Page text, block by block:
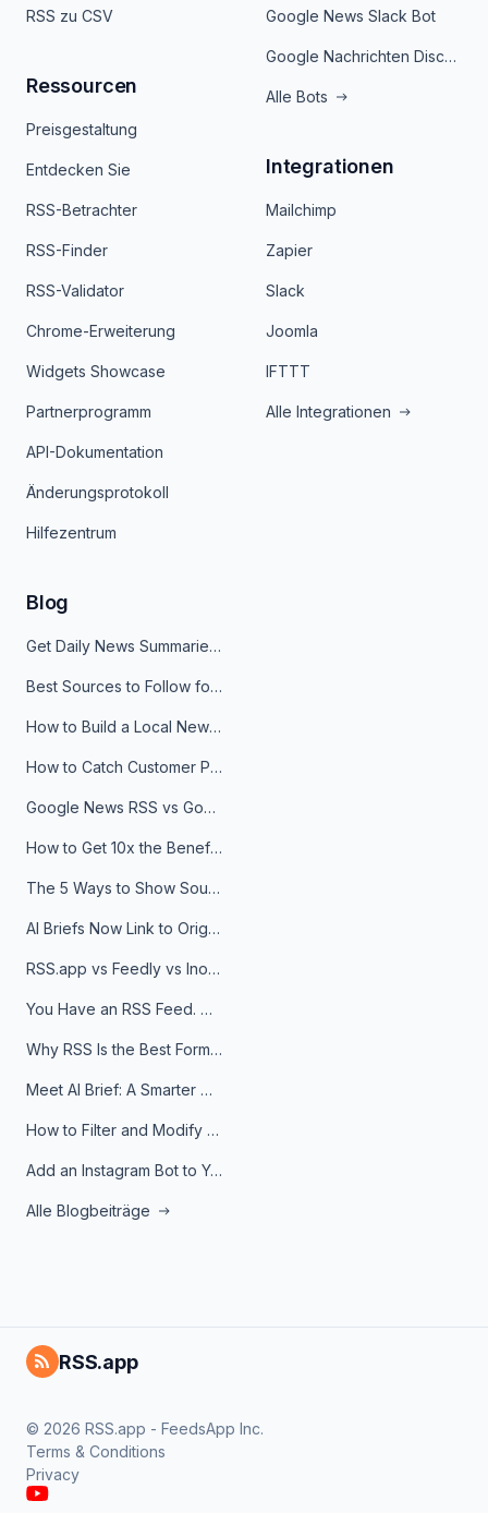
RSS zu CSV
Ressourcen
Preisgestaltung
Entdecken Sie
RSS-Betrachter
RSS-Finder
RSS-Validator
Chrome-Erweiterung
Widgets Showcase
Partnerprogramm
API-Dokumentation
Änderungsprotokoll
Hilfezentrum
Google News Slack Bot
Google Nachrichten Discord Bot
Alle Bots
Integrationen
Mailchimp
Zapier
Slack
Joomla
IFTTT
Alle Integrationen
Blog
Get Daily News Summaries About Any Topic in Telegram, Discord, Slack, and Email
Best Sources to Follow for Crypto News in Your Reader (2026)
How to Build a Local News Hub That Updates Itself
How to Catch Customer Problems Before They Become Support Tickets
Google News RSS vs Google Alerts: Which Is Better for News Monitoring?
How to Get 10x the Benefits of Google Alerts
The 5 Ways to Show Sources in Your AI Brief, And When to Use Each
AI Briefs Now Link to Original Sources. Here's Why It Matters
RSS.app vs Feedly vs Inoreader: Which One Is Actually Right for You?
You Have an RSS Feed. Now What?
Why RSS Is the Best Format for AI Agents in 2026
Meet AI Brief: A Smarter Way to Stay on Top of Information
How to Filter and Modify RSS Feeds
Add an Instagram Bot to Your Telegram Channel, Group, or Topic
Alle Blogbeiträge
RSS.app
© 2026 RSS.app - FeedsApp Inc.
Terms & Conditions
Privacy